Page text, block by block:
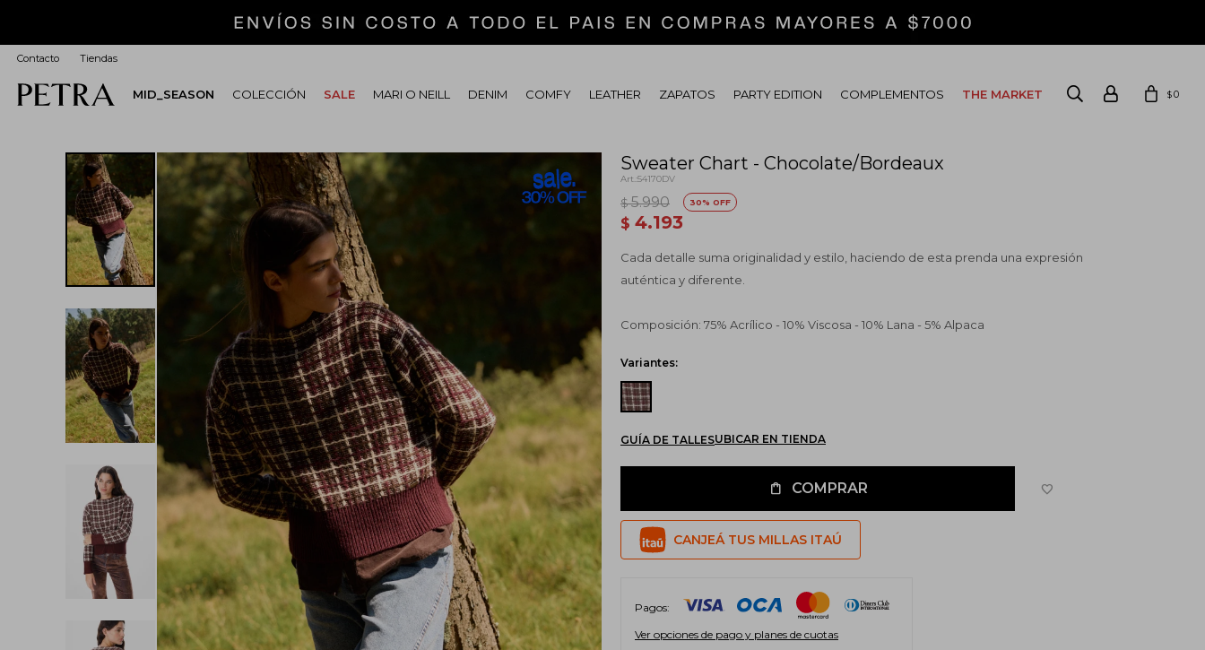
MID_SEASON COLECCIÓN SALE MARI O NEILL DENIM COMFY LEATHER ZAPATOS PARTY EDITION COMPLEMENTOS THE MARKET $0
Contacto Tiendas
Sweater Chart - Chocolate/Bordeaux
54170DV
$ 4.193
$ 5.990 30
Cada detalle suma originalidad y estilo, haciendo de esta prenda una expresión
auténtica y diferente.
Composición: 75% Acrílico - 10% Viscosa - 10% Lana - 5% Alpaca
Variantes:
GUÍA DE TALLESUBICAR EN TIENDA
COMPRAR
CANJEÁ TUS MILLAS ITAÚ
Pagos:
Ver opciones de pago y planes de cuotas